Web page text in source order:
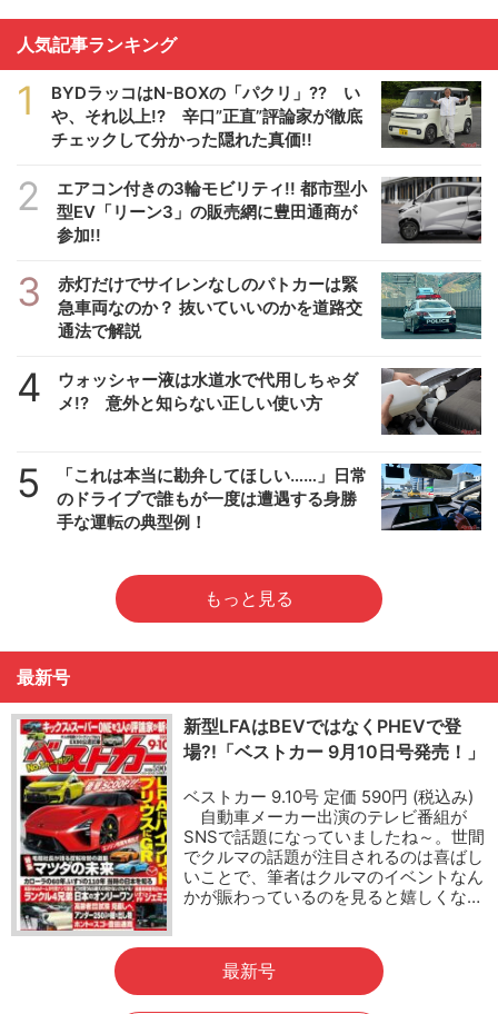
人気記事ランキング
1
BYDラッコはN-BOXの「パクリ」?? い
や、それ以上!? 辛口”正直”評論家が徹底
チェックして分かった隠れた真価!!
2
エアコン付きの3輪モビリティ!! 都市型小
型EV「リーン3」の販売網に豊田通商が
参加!!
3
赤灯だけでサイレンなしのパトカーは緊
急車両なのか？ 抜いていいのかを道路交
通法で解説
4
ウォッシャー液は水道水で代用しちゃダ
メ!? 意外と知らない正しい使い方
5
「これは本当に勘弁してほしい……」日常
のドライブで誰もが一度は遭遇する身勝
手な運転の典型例！
もっと見る
最新号
新型LFAはBEVではなくPHEVで登
場?!「ベストカー 9月10日号発売！」
ベストカー 9.10号 定価 590円 (税込み)
自動車メーカー出演のテレビ番組が
SNSで話題になっていましたね～。世間
でクルマの話題が注目されるのは喜ばし
いことで、筆者はクルマのイベントなん
かが賑わっているのを見ると嬉しくな…
最新号